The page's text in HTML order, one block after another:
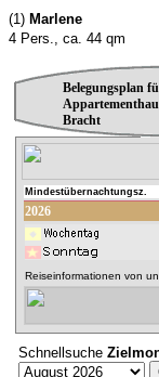
(1) Marlene
4 Pers., ca. 44 qm
Belegungsplan
Bracht
Mindestübernachtungsz.
2026
Reiseinformationen von
Schnellsuche